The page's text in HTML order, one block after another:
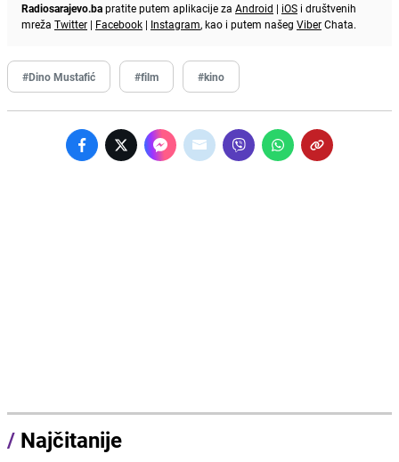
Radiosarajevo.bapratite putem aplikacije za Android | iOS i društvenih
mreža Twitter | Facebook | Instagram, kao i putem našeg ViberChata.
#Dino Mustafić #film #kino
/ Najčitanije